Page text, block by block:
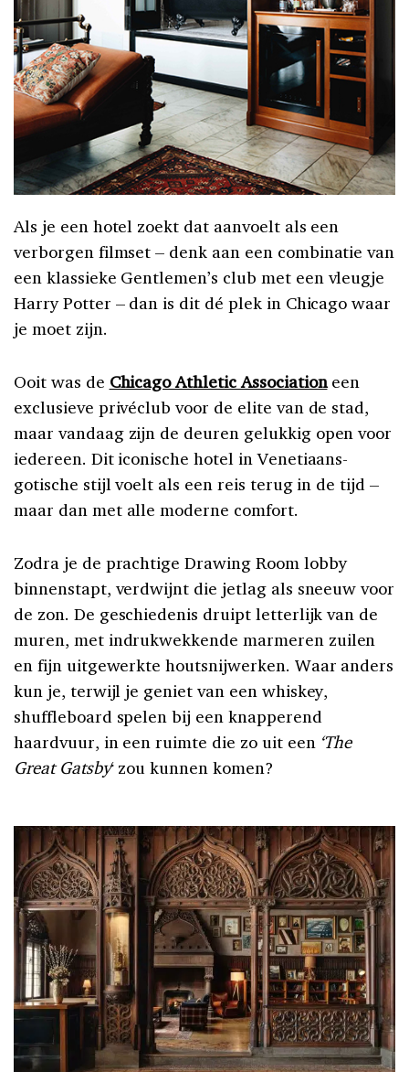
Als je een hotel zoekt dat aanvoelt als een
verborgen filmset – denk aan een combinatie van
een klassieke Gentlemen’s club met een vleugje
Harry Potter – dan is dit dé plek in Chicago waar
je moet zijn.
Ooit was de Chicago Athletic Associationeen
exclusieve privéclub voor de elite van de stad,
maar vandaag zijn de deuren gelukkig open voor
iedereen. Dit iconische hotel in Venetiaans-
gotische stijl voelt als een reis terug in de tijd –
maar dan met alle moderne comfort.
Zodra je de prachtige Drawing Room lobby
binnenstapt, verdwijnt die jetlag als sneeuw voor
de zon. De geschiedenis druipt letterlijk van de
muren, met indrukwekkende marmeren zuilen
en fijn uitgewerkte houtsnijwerken. Waar anders
kun je, terwijl je geniet van een whiskey,
shuffleboard spelen bij een knapperend
haardvuur, in een ruimte die zo uit een ‘The
Great Gatsby‘ zou kunnen komen?